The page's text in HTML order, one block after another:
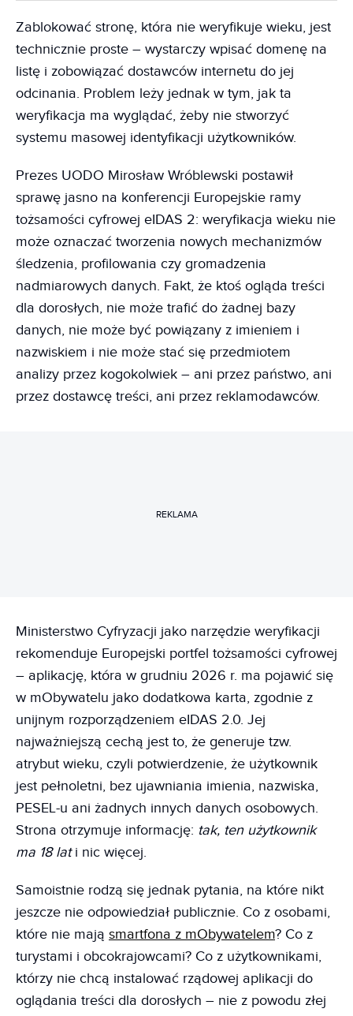
Zablokować stronę, która nie weryfikuje wieku, jest
technicznie proste – wystarczy wpisać domenę na
listę i zobowiązać dostawców internetu do jej
odcinania. Problem leży jednak w tym, jak ta
weryfikacja ma wyglądać, żeby nie stworzyć
systemu masowej identyfikacji użytkowników.
Prezes UODO Mirosław Wróblewski postawił
sprawę jasno na konferencji Europejskie ramy
tożsamości cyfrowej eIDAS 2: weryfikacja wieku nie
może oznaczać tworzenia nowych mechanizmów
śledzenia, profilowania czy gromadzenia
nadmiarowych danych. Fakt, że ktoś ogląda treści
dla dorosłych, nie może trafić do żadnej bazy
danych, nie może być powiązany z imieniem i
nazwiskiem i nie może stać się przedmiotem
analizy przez kogokolwiek – ani przez państwo, ani
przez dostawcę treści, ani przez reklamodawców.
REKLAMA
Ministerstwo Cyfryzacji jako narzędzie weryfikacji
rekomenduje Europejski portfel tożsamości cyfrowej
– aplikację, która w grudniu 2026 r. ma pojawić się
w mObywatelu jako dodatkowa karta, zgodnie z
unijnym rozporządzeniem eIDAS 2.0. Jej
najważniejszą cechą jest to, że generuje tzw.
atrybut wieku, czyli potwierdzenie, że użytkownik
jest pełnoletni, bez ujawniania imienia, nazwiska,
PESEL-u ani żadnych innych danych osobowych.
Strona otrzymuje informację: tak, ten użytkownik
ma 18 lati nic więcej.
Samoistnie rodzą się jednak pytania, na które nikt
jeszcze nie odpowiedział publicznie. Co z osobami,
które nie mają smartfona z mObywatelem? Co z
turystami i obcokrajowcami? Co z użytkownikami,
którzy nie chcą instalować rządowej aplikacji do
oglądania treści dla dorosłych – nie z powodu złej